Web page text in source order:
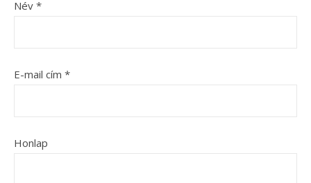
Név *
E-mail cím *
Honlap